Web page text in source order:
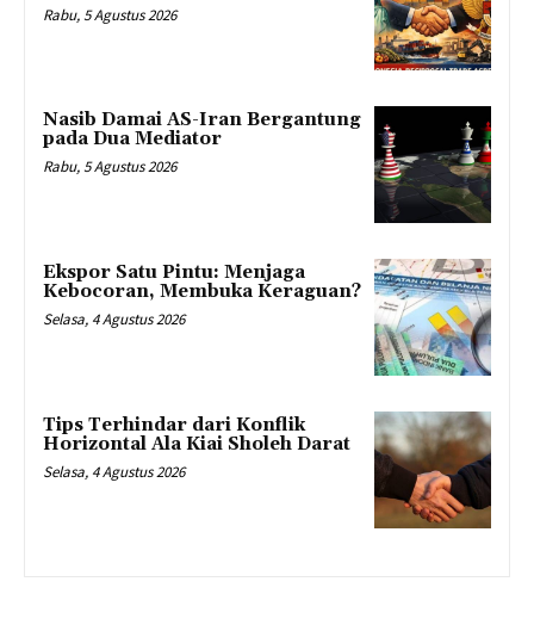
Rabu, 5 Agustus 2026
Nasib Damai AS-Iran Bergantung
pada Dua Mediator
Rabu, 5 Agustus 2026
Ekspor Satu Pintu: Menjaga
Kebocoran, Membuka Keraguan?
Selasa, 4 Agustus 2026
Tips Terhindar dari Konflik
Horizontal Ala Kiai Sholeh Darat
Selasa, 4 Agustus 2026